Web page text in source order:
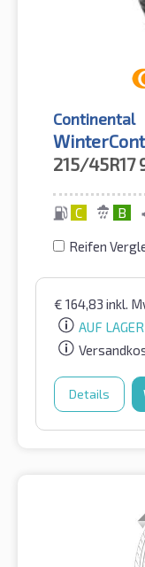
Continental
215/45R17
C B
Reifen
€ 164,83 inkl.
AUF LAGER
Details